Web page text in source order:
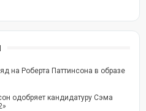
на Роберта Паттинсона в образе
одобряет кандидатуру Сэма